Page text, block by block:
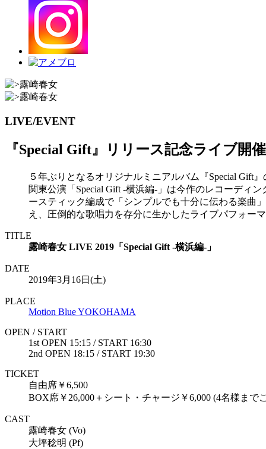
LIVE/EVENT
『Special Gift』リリース記念ライブ開
５年ぶりとなるオリジナルミニアルバム『Special Gift
関東公演「Special Gift -横浜編-」は今作のレコーディ
ースティック編成で「シンプルでも十分に伝わる楽曲
え、圧倒的な歌唱力を存分に生かしたライブパフォー
TITLE
露崎春女 LIVE 2019「Special Gift -横浜編-」
DATE
2019年3月16日(土)
PLACE
Motion Blue YOKOHAMA
OPEN / START
1st OPEN 15:15 / START 16:30
2nd OPEN 18:15 / START 19:30
TICKET
自由席￥6,500
BOX席￥26,000＋シート・チャージ￥6,000 (4名様まで
CAST
露崎春女 (Vo)
大坪稔明 (Pf)